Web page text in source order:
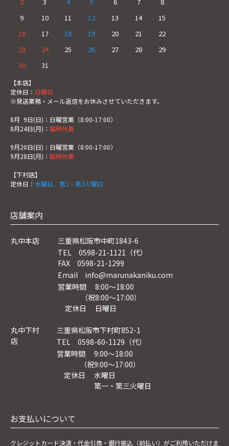
9
10 11 12 13 14
15
16
17 18 19 20 21
22
23
24 25 26 27 28
29
30
31
【本店】
定休日： 日曜日
※発送業務・メール返信をお休みさせていただきます。
8月 9日(日)：日曜営業（8:00-17:00）
8月24日(月)： 臨時休業
9月20日(日)：日曜営業（8:00-17:00）
9月28日(月)： 臨時休業
【下村店】
定休日： 水曜日、第1・第3火曜日
店舗案内
丸中本店
三重県松阪市中町1843-6
TEL 0598-21-1121（代）
FAX 0598-21-1299
Email info@marunakaniku.com
営業時間 8:00～18:00
（祝8:00〜17:00）
定休日 日曜日
丸中下村
店
三重県松阪市下村町852-1
TEL 0598-60-1129（代）
営業時間 9:00～18:00
（祝9:00〜17:00）
定休日 水曜日
第一・第三火曜日
お支払いについて
クレジットカード決済・ 代金引換・銀行振込（前払い）がご利用いただけま